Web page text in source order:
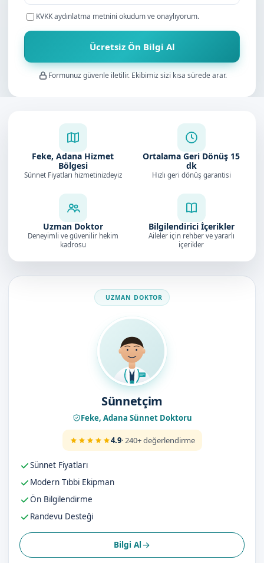
KVKK aydınlatma metnini okudum ve onaylıyorum.
Ücretsiz Ön Bilgi Al
Formunuz güvenle iletilir. Ekibimiz sizi kısa sürede arar.
Feke, Adana Hizmet
Bölgesi
Sünnet Fiyatları hizmetinizdeyiz
Ortalama Geri Dönüş 15
dk
Hızlı geri dönüş garantisi
Uzman Doktor
Deneyimli ve güvenilir hekim
kadrosu
Bilgilendirici İçerikler
Aileler için rehber ve yararlı
içerikler
Doktorumuz
Sünnetçim
Feke, Adana Sünnet Doktoru
4.9· 240+ değerlendirme
Sünnet Fiyatları
Modern Tıbbi Ekipman
Ön Bilgilendirme
Randevu Desteği
Bilgi Al